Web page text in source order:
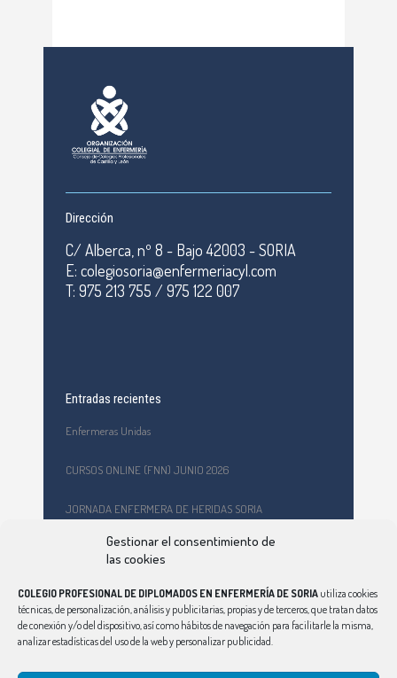
Gestionar el consentimiento de
las cookies
COLEGIO PROFESIONAL DE DIPLOMADOS EN ENFERMERÍA DE SORIA utiliza cookies
técnicas, de personalización, análisis y publicitarias, propias y de terceros, que tratan datos
de conexión y/o del dispositivo, así como hábitos de navegación para facilitarle la misma,
analizar estadísticas del uso de la web y personalizar publicidad.
Dirección
C/ Alberca, nº 8 - Bajo 42003 - SORIA
E: colegiosoria@enfermeriacyl.com
T: 975 213 755 / 975 122 007
Entradas recientes
Enfermeras Unidas
CURSOS ONLINE (FNN) JUNIO 2026
JORNADA ENFERMERA DE HERIDAS SORIA
Formación en primeros auxilios y prevención de riesgos
laborales en el CEPA Celtiberia
Curso Ciberindex junio 2026 – AT7 – Cuidados a mujeres
víctimas de violencia de género